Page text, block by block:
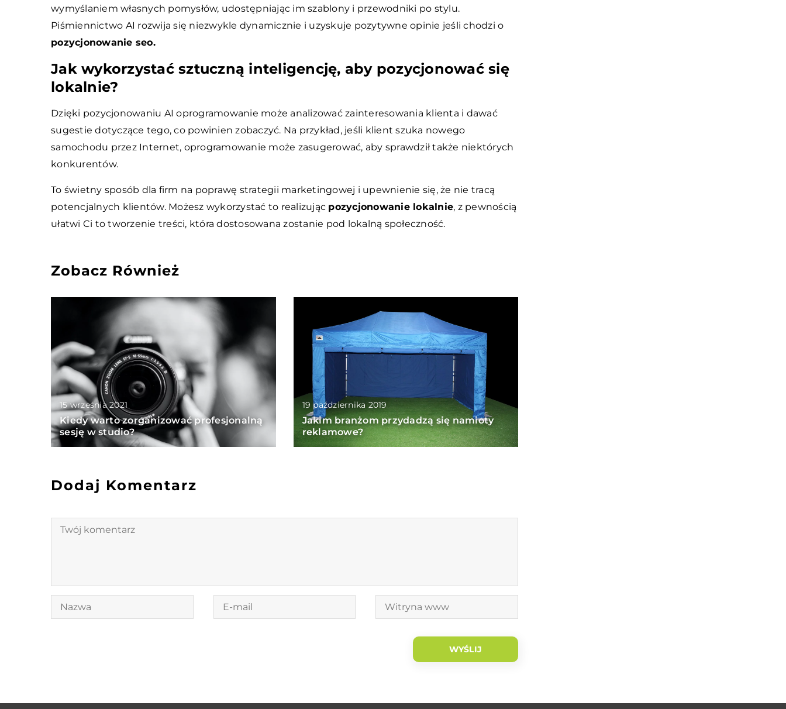
wymyślaniem własnych pomysłów, udostępniając im szablony i przewodniki po stylu.
Piśmiennictwo AI rozwija się niezwykle dynamicznie i uzyskuje pozytywne opinie jeśli chodzi o
pozycjonowanie seo.
Jak wykorzystać sztuczną inteligencję, aby pozycjonować się
lokalnie?
Dzięki pozycjonowaniu AI oprogramowanie może analizować zainteresowania klienta i dawać
sugestie dotyczące tego, co powinien zobaczyć. Na przykład, jeśli klient szuka nowego
samochodu przez Internet, oprogramowanie może zasugerować, aby sprawdził także niektórych
konkurentów.
To świetny sposób dla firm na poprawę strategii marketingowej i upewnienie się, że nie tracą
potencjalnych klientów. Możesz wykorzystać to realizując pozycjonowanie lokalnie, z pewnością
ułatwi Ci to tworzenie treści, która dostosowana zostanie pod lokalną społeczność.
Zobacz Również
15 września 2021
Kiedy warto zorganizować profesjonalną
sesję w studio?
19 października 2019
Jakim branżom przydadzą się namioty
reklamowe?
Dodaj Komentarz